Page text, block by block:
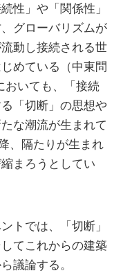
性」や「関係性」
グローバリズムが
動し接続される世
めている（中東問
おいても、「接続
「切断」の思想や
な潮流が生まれて
、隔たりが生まれ
まろうとしてい
トでは、「切断」
てこれからの建築
議論する。